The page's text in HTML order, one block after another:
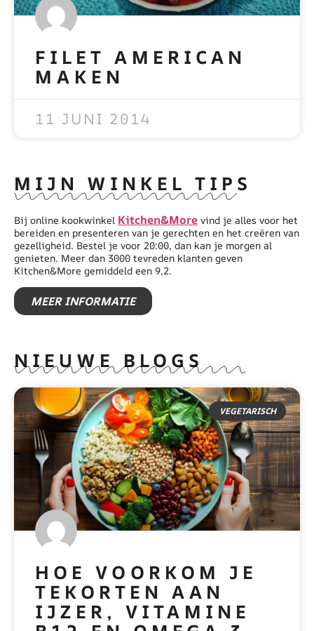
FILET AMERICAN
MAKEN
11 JUNI 2014
MIJN WINKEL TIPS
Bij online kookwinkel Kitchen&More vind je alles voor het
bereiden en presenteren van je gerechten en het creëren van
gezelligheid. Bestel je voor 20:00, dan kan je morgen al
genieten. Meer dan 3000 tevreden klanten geven
Kitchen&More gemiddeld een 9,2.
MEER INFORMATIE
NIEUWE BLOGS
VEGETARISCH
HOE VOORKOM JE
TEKORTEN AAN
IJZER, VITAMINE